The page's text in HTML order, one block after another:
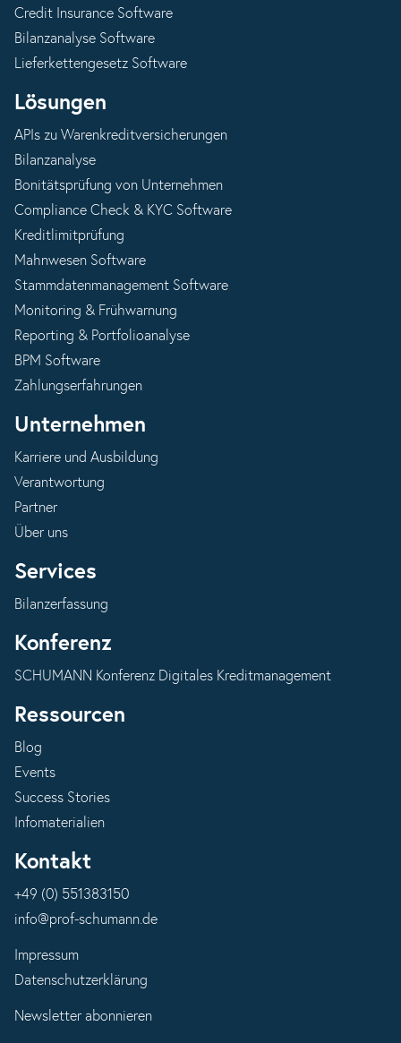
Credit Insurance Software
Bilanzanalyse Software
Lieferkettengesetz Software
Lösungen
APIs zu Warenkreditversicherungen
Bilanzanalyse
Bonitätsprüfung von Unternehmen
Compliance Check & KYC Software
Kreditlimitprüfung
Mahnwesen Software
Stammdatenmanagement Software
Monitoring & Frühwarnung
Reporting & Portfolioanalyse
BPM Software
Zahlungserfahrungen
Unternehmen
Karriere und Ausbildung
Verantwortung
Partner
Über uns
Services
Bilanzerfassung
Konferenz
SCHUMANN Konferenz Digitales Kreditmanagement
Ressourcen
Blog
Events
Success Stories
Infomaterialien
Kontakt
+49 (0) 551383150
info@prof-schumann.de
Impressum
Datenschutzerklärung
Newsletter abonnieren